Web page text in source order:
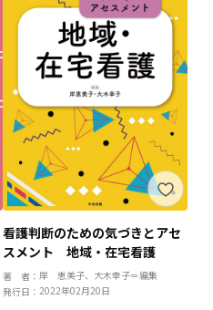
看護判断のための気づきとアセ
スメント 地域・在宅看護
著 者： 岸 恵美子、大木幸子＝編集
発行日： 2022年02月20日